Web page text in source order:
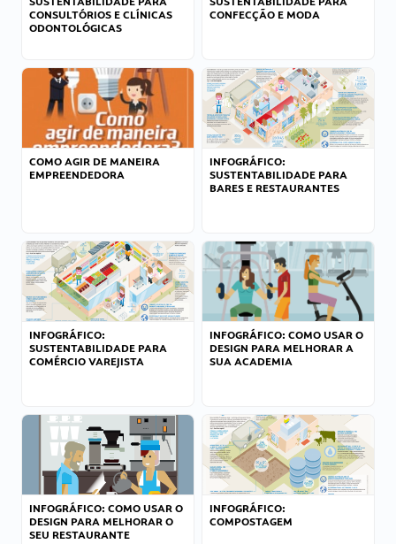
CONSULTÓRIOS E CLÍNICAS
ODONTOLÓGICAS
CONFECÇÃO E MODA
COMO AGIR DE MANEIRA
EMPREENDEDORA
INFOGRÁFICO:
SUSTENTABILIDADE PARA
BARES E RESTAURANTES
INFOGRÁFICO:
SUSTENTABILIDADE PARA
COMÉRCIO VAREJISTA
INFOGRÁFICO: COMO USAR O
DESIGN PARA MELHORAR A
SUA ACADEMIA
INFOGRÁFICO: COMO USAR O
DESIGN PARA MELHORAR O
SEU RESTAURANTE
INFOGRÁFICO:
COMPOSTAGEM